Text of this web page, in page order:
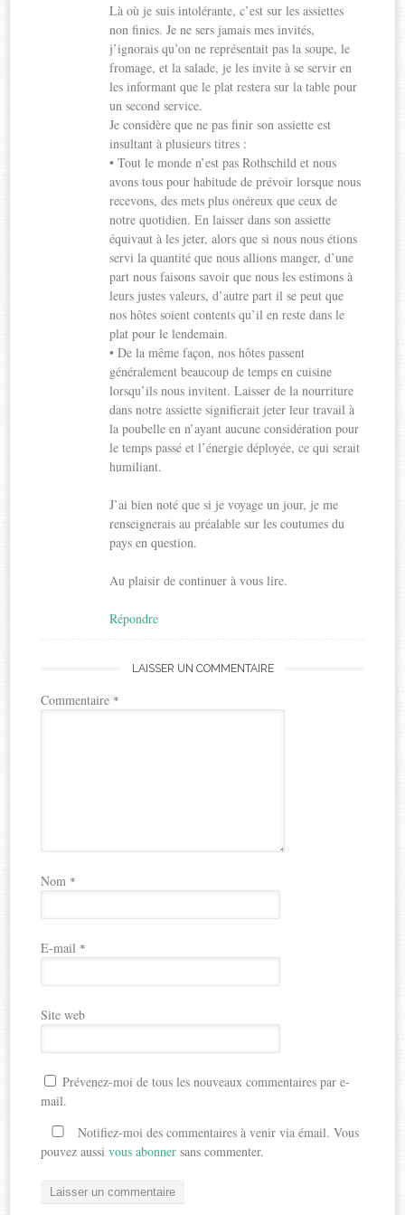
Là où je suis intolérante, c’est sur les assiettes
non finies. Je ne sers jamais mes invités,
j’ignorais qu’on ne représentait pas la soupe, le
fromage, et la salade, je les invite à se servir en
les informant que le plat restera sur la table pour
un second service.
Je considère que ne pas finir son assiette est
insultant à plusieurs titres :
• Tout le monde n’est pas Rothschild et nous
avons tous pour habitude de prévoir lorsque nous
recevons, des mets plus onéreux que ceux de
notre quotidien. En laisser dans son assiette
équivaut à les jeter, alors que si nous nous étions
servi la quantité que nous allions manger, d’une
part nous faisons savoir que nous les estimons à
leurs justes valeurs, d’autre part il se peut que
nos hôtes soient contents qu’il en reste dans le
plat pour le lendemain.
• De la même façon, nos hôtes passent
généralement beaucoup de temps en cuisine
lorsqu’ils nous invitent. Laisser de la nourriture
dans notre assiette signifierait jeter leur travail à
la poubelle en n’ayant aucune considération pour
le temps passé et l’énergie déployée, ce qui serait
humiliant.
J’ai bien noté que si je voyage un jour, je me
renseignerais au préalable sur les coutumes du
pays en question.
Au plaisir de continuer à vous lire.
Répondre
LAISSER UN COMMENTAIRE
Commentaire *
Nom *
E-mail *
Site web
Prévenez-moi de tous les nouveaux commentaires par e-
mail.
Notifiez-moi des commentaires à venir via émail. Vous
pouvez aussivous abonner sans commenter.